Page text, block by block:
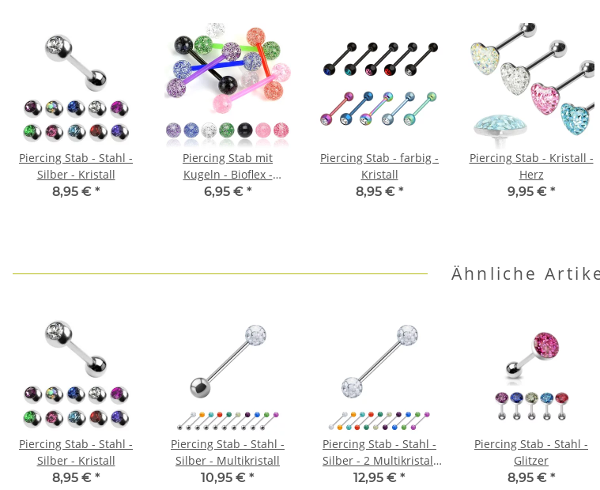
Piercing Stab - Stahl -
Silber - Kristall
8,95 € *
Piercing Stab mit
Kugeln - Bioflex -
Glitzer
6,95 € *
Piercing Stab - farbig -
Kristall
8,95 € *
Piercing Stab - Kristall -
Herz
9,95 € *
Ähnliche
Piercing Stab - Stahl -
Silber - Kristall
8,95 € *
Piercing Stab - Stahl -
Silber - Multikristall
10,95 € *
Piercing Stab - Stahl -
Silber - 2 Multikristall
Kugeln
12,95 € *
Piercing Stab - Stahl -
Glitzer
8,95 € *